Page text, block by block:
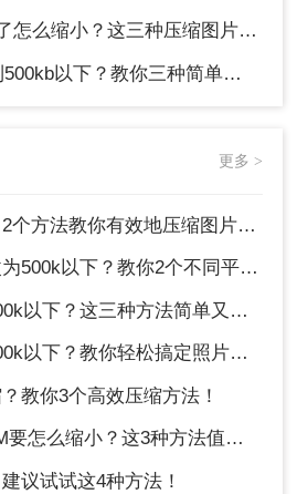
小？这三种压缩图片的方法非常实用！
以下？教你三种简单方法！
更多 >
有效地压缩图片，简单又方便！建议收藏
以下？教你2个不同平台的方法！
下？这三种方法简单又高效！
下？教你轻松搞定照片上传限制
教你3个高效压缩方法！
么缩小？这3种方法值得收藏!
议试试这4种方法！